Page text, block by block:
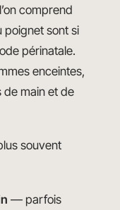
comprend
poignet sont si
périnatale.
enceintes,
de main et de
souvent
— parfois